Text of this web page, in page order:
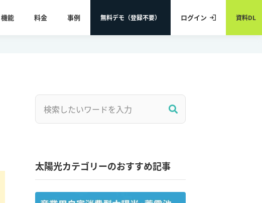
機能 料金 事例 無料デモ（登録不要） ログイン 資料DL
太陽光カテゴリーのおすすめ記事